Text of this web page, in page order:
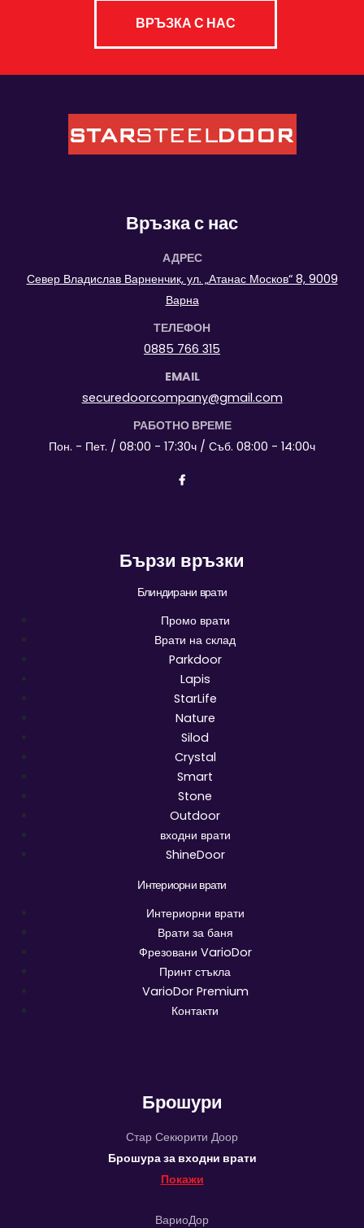
ВРЪЗКА С НАС
Връзка с нас
АДРЕС
Север Владислав Варненчик, ул. „Атанас Москов“ 8, 9009
Варна
ТЕЛЕФОН
0885 766 315
EMAIL
securedoorcompany@gmail.com
РАБОТНО ВРЕМЕ
Пон. - Пет. / 08:00 - 17:30ч / Съб. 08:00 - 14:00ч
Бързи връзки
Блиндирани врати
Промо врати
Врати на склад
Parkdoor
Lapis
StarLife
Nature
Silod
Crystal
Smart
Stone
Outdoor
входни врати
ShineDoor
Интериорни врати
Интериорни врати
Врати за баня
Фрезовани VarioDor
Принт стъкла
VarioDor Premium
Контакти
Брошури
Стар Секюрити Доор
Брошура за входни врати
Покажи
ВариоДор